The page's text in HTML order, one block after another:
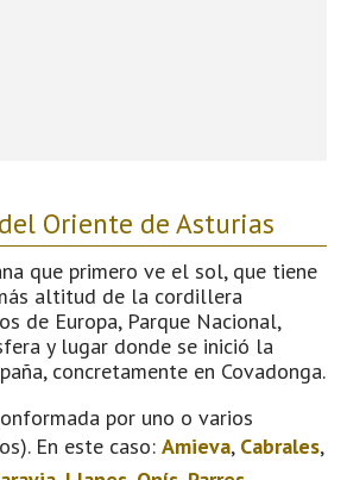
Oriente de Asturias
que primero ve el sol, que tiene
altitud de la cordillera
de Europa, Parque Nacional,
y lugar donde se inició la
concretamente en Covadonga.
por uno o varios
En este caso: Amieva, Cabrales,